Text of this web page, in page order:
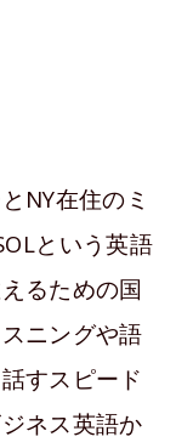
NY在住のミ
という英語
るための国
ニングや語
すスピード
ネス英語か